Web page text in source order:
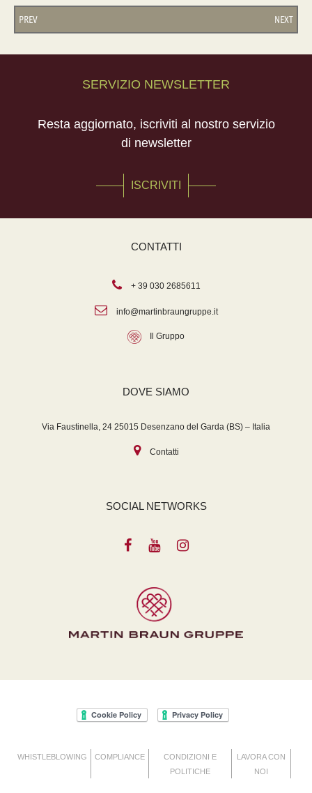
PREV NEXT
SERVIZIO NEWSLETTER
Resta aggiornato, iscriviti al nostro servizio
di newsletter
ISCRIVITI
CONTATTI
+ 39 030 2685611
info@martinbraungruppe.it
Il Gruppo
DOVE SIAMO
Via Faustinella, 24 25015 Desenzano del Garda (BS) – Italia
Contatti
SOCIAL NETWORKS
WHISTLEBLOWING COMPLIANCE
CONDIZIONI E
POLITICHE
LAVORA CON
NOI